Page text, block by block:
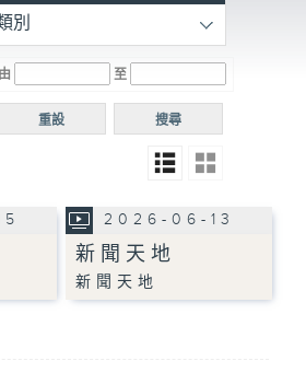
電台
R5
電台
普通
別
由 至
搜尋
重設
2026-06-13
新聞天地
新聞天地